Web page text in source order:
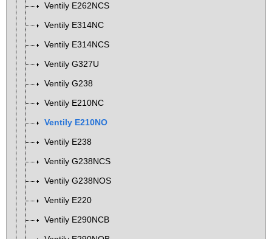
Ventily E262NCS
Ventily E314NC
Ventily E314NCS
Ventily G327U
Ventily G238
Ventily E210NC
Ventily E210NO
Ventily E238
Ventily G238NCS
Ventily G238NOS
Ventily E220
Ventily E290NCB